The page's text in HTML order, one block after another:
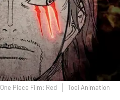
One Piece Film: Red Toei Animation